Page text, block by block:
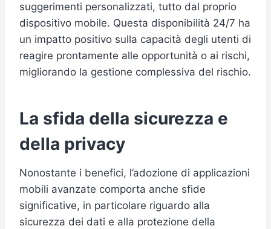
suggerimenti personalizzati, tutto dal proprio
dispositivo mobile. Questa disponibilità 24/7 ha
un impatto positivo sulla capacità degli utenti di
reagire prontamente alle opportunità o ai rischi,
migliorando la gestione complessiva del rischio.
La sfida della sicurezza e
della privacy
Nonostante i benefici, l’adozione di applicazioni
mobili avanzate comporta anche sfide
significative, in particolare riguardo alla
sicurezza dei dati e alla protezione della